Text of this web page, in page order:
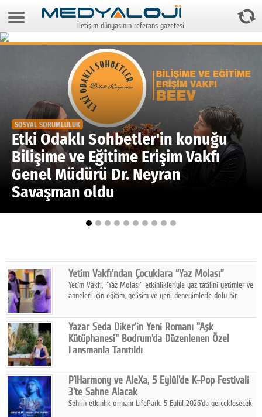
9 Ağustos 2026 5:22:08
Video Galeri
Gazeteler
Medya
Reyting-tiraj
Teknoloji
Televizyon
Facebook
Diziler
Karikatür
Youtube
Polemik
Reklam
İletişim dünyasının referans gazetesi
SOSYAL SORUMLULUK
Etki Odaklı Sohbetler'in konuğu
Bilişime ve Eğitime Erişim Vakfı
Genel Müdürü Dr. Neyran
Savaşman oldu
Yetim Vakfı'ndan Çocuklara “Yaz Molası”
Yetim Vakfı, "Yaz Molası" etkinlikleriyle yaz tatilini yetimler ve
anneleri için eğitim, gelişim ve yeni deneyimlerle dolu bir
Yazar Seda Diker'in Yeni Romanı "Aşk
Kütüphanesi" Bodrum'da Düzenlenen Özel
Lansmanla Tanıtıldı
Diker'in 13. kitabı “Aşk Kütüphanesi” 6 Ağustos'ta Casa dell'Arte
Bodrum'da düzenlenen özel lansmanla okurlarıyla buluştu.
P1Harmony ve AleXa, 5 Eylül'de K-Pop Festivali
3'te Sahne Alacak
Şehrin etkinlik ormanı LifePark, 5 Eylül 2026'da gerçekleşecek